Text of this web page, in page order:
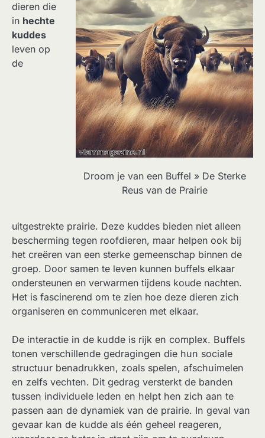
Droom je van een Buffel » De Sterke
Reus van de Prairie
dieren die
in hechte
kuddes
leven op
de
uitgestrekte prairie. Deze kuddes bieden niet alleen
bescherming tegen roofdieren, maar helpen ook bij
het creëren van een sterke gemeenschap binnen de
groep. Door samen te leven kunnen buffels elkaar
ondersteunen en verwarmen tijdens koude nachten.
Het is fascinerend om te zien hoe deze dieren zich
organiseren en communiceren met elkaar.
De interactie in de kudde is rijk en complex. Buffels
tonen verschillende gedragingen die hun sociale
structuur benadrukken, zoals spelen, afschuimelen
en zelfs vechten. Dit gedrag versterkt de banden
tussen individuele leden en helpt hen zich aan te
passen aan de dynamiek van de prairie. In geval van
gevaar kan de kudde als één geheel reageren,